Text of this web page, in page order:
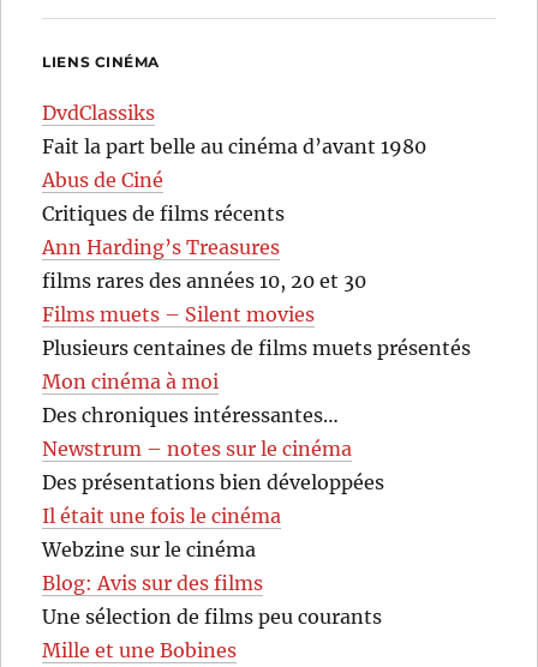
LIENS CINÉMA
DvdClassiks
Fait la part belle au cinéma d’avant 1980
Abus de Ciné
Critiques de films récents
Ann Harding’s Treasures
films rares des années 10, 20 et 30
Films muets – Silent movies
Plusieurs centaines de films muets présentés
Mon cinéma à moi
Des chroniques intéressantes…
Newstrum – notes sur le cinéma
Des présentations bien développées
Il était une fois le cinéma
Webzine sur le cinéma
Blog: Avis sur des films
Une sélection de films peu courants
Mille et une Bobines